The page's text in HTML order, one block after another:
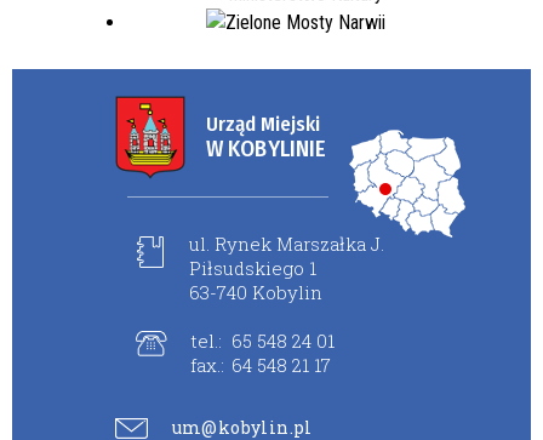
Urząd Miejski
W KOBYLINIE
ul. Rynek Marszałka J.
Piłsudskiego 1
63-740 Kobylin
tel.: 65 548 24 01
fax.: 64 548 21 17
um@kobylin.pl